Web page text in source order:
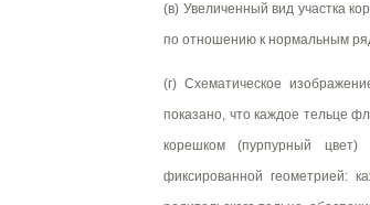
(в) Увеличенный вид участка
по отношению к нормальным
(г) Схематическое
показано, что каждое тельце
корешком (пурпурный цвет)
фиксированной геометрией: